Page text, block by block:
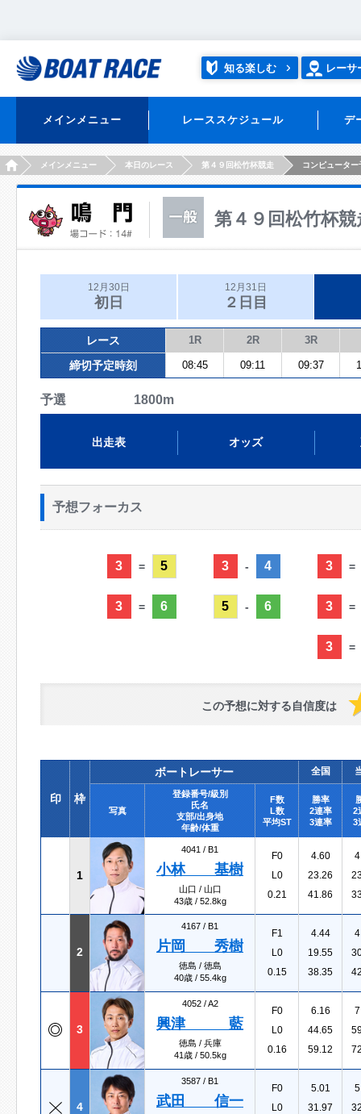
知る楽しむ レーサ
メインメニュー レーススケジュール デ
HOMEメインメニュー 本日のレース 第４９回松竹杯競走 コンピューター
第４９回松竹杯競
12月30日
初日
12月31日
２日目
レース 1R 2R 3R
締切予定時刻 08:45 09:11 09:37
予選 1800m
出走表 オッズ
予想フォーカス
3 = 5
3 = 6
3 - 4
5 - 6
3 =
3 =
3 =
この予想に対する自信度は
印 枠
ボートレーサー 全国
写真
登録番号/級別
氏名
支部/出身地
年齢/体重
F数
L数
平均ST
勝率
2連率
3連率
2
3
1
4041 / B1
小林 基樹
山口 / 山口
43歳 / 52.8kg
F0
L0
0.21
4.60
23.26
41.86
2
4167 / B1
片岡 秀樹
徳島 / 徳島
40歳 / 55.4kg
F1
L0
0.15
4.44
19.55
38.35
3
4052 /A2
興津 藍
徳島 / 兵庫
41歳 / 50.5kg
F0
L0
0.16
6.16
44.65
59.12
4
3587 / B1
武田 信一
F0
L0
5.01
31.97